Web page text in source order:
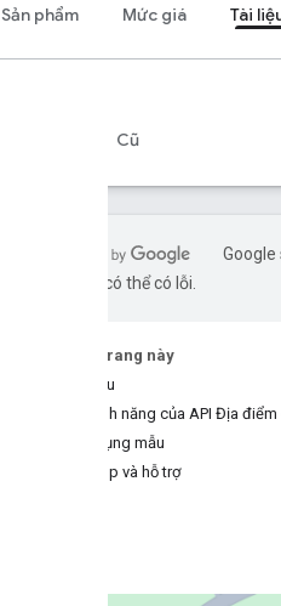
Sản phẩm Mức giá Tài
Cũ
Google
bằng AI có thể có lỗi.
Trên trang này
Bắt đầu
Các tính năng của API Địa
Ứng dụng mẫu
Trợ giúp và hỗ trợ